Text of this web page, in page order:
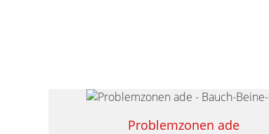
Problemzonen ade